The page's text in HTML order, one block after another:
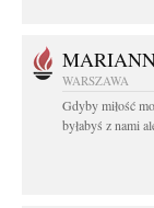
WARSZAWA
Gdyby miłość
byłabyś z nami